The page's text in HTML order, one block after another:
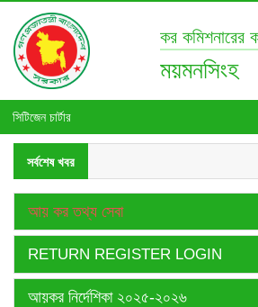
কর কমিশনারের
ময়মনসিংহ
সর্বশেষ খবর
আয় কর তথ্য সেবা
RETURN REGISTER LOGIN
আয়কর নির্দেশিকা ২০২৫-২০২৬